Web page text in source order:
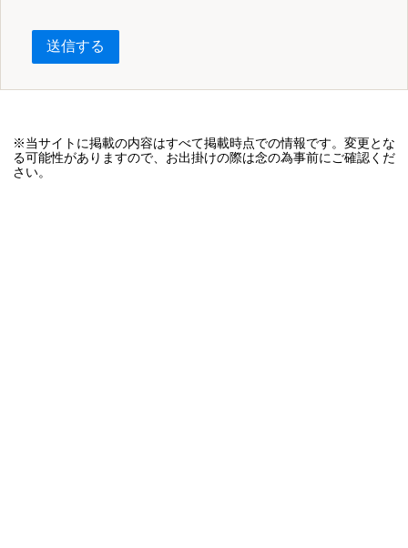
送信する
※当サイトに掲載の内容はすべて掲載時点での情報です。変更とな
る可能性がありますので、お出掛けの際は念の為事前にご確認くだ
さい。